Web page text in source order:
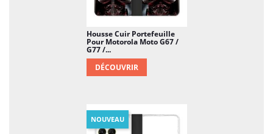
Housse Cuir Portefeuille
Pour Motorola Moto G67 /
G77 /...
DÉCOUVRIR
NOUVEAU